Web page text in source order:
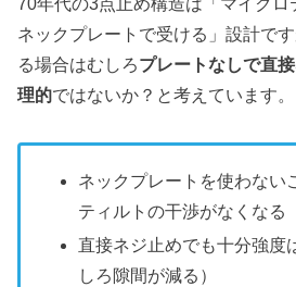
70年代の3点止め構造は「マイク
ネックプレートで受ける」設計で
る場合はむしろプレートなしで直
理的ではないか？と考えています。
ネックプレートを使わない
ティルトの干渉がなくなる
直接ネジ止めでも十分強度
しろ隙間が減る）